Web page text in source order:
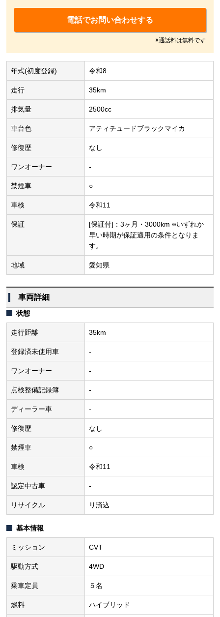
電話でお問い合わせする
※通話料は無料です
年式(初度登録) 令和8
走行 35km
排気量 2500cc
車台色 アティチュードブラックマイカ
修復歴 なし
ワンオーナー -
禁煙車 ○
車検 令和11
保証
[保証付]：3ヶ月・3000km ※いずれか
早い時期が保証適用の条件となりま
す。
地域 愛知県
車両詳細
状態
走行距離 35km
登録済未使用車 -
ワンオーナー -
点検整備記録簿 -
ディーラー車 -
修復歴 なし
禁煙車 ○
車検 令和11
認定中古車 -
リサイクル リ済込
基本情報
ミッション CVT
駆動方式 4WD
乗車定員 ５名
燃料 ハイブリッド